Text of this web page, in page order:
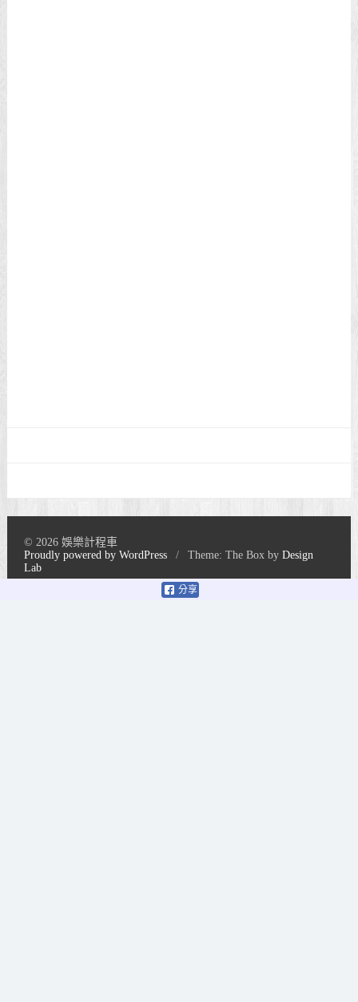
分享
© 2026 娛樂計程車
Proudly powered by WordPress
/ Theme: The Box byDesign
Lab